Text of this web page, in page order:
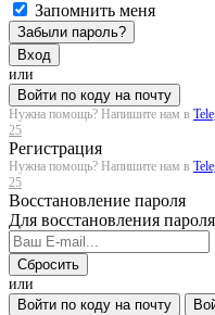
Запомнить меня
Забыли пароль?
Вход
или
Войти по коду на почту
Нужна помощь? Напишите нам в
25
Регистрация
Нужна помощь? Напишите нам в
25
Восстановление пароля
Для восстановления
Сбросить
или
Войти по коду на почту